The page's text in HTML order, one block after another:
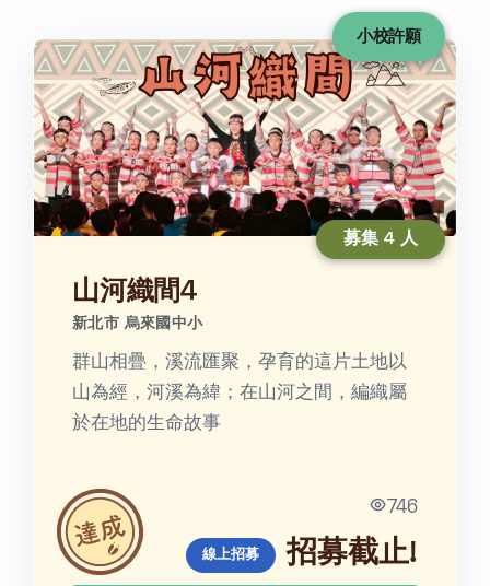
小校許願
募集 4 人
山河織間4
新北市 烏來國中小
群山相疊，溪流匯聚，孕育的這片土地以
山為經，河溪為緯；在山河之間，編織屬
於在地的生命故事
746
線上招募 招募截止!